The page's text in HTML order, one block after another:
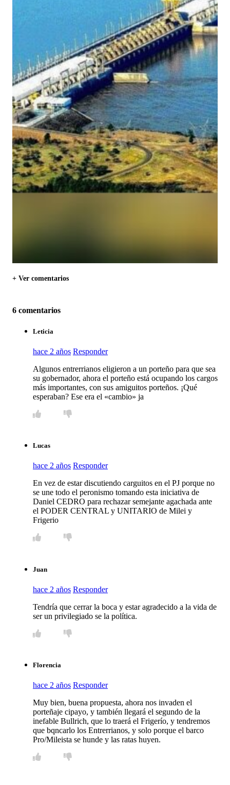
+ Ver comentarios
6 comentarios
Leticia
hace 2 años Responder
Algunos entrerrianos eligieron a un porteño para que sea
su gobernador, ahora el porteño está ocupando los cargos
más importantes, con sus amiguitos porteños. ¡Qué
esperaban? Ese era el «cambio» ja
Lucas
hace 2 años Responder
En vez de estar discutiendo carguitos en el PJ porque no
se une todo el peronismo tomando esta iniciativa de
Daniel CEDRO para rechazar semejante agachada ante
el PODER CENTRAL y UNITARIO de Milei y
Frigerio
Juan
hace 2 años Responder
Tendría que cerrar la boca y estar agradecido a la vida de
ser un privilegiado se la política.
Florencia
hace 2 años Responder
Muy bien, buena propuesta, ahora nos invaden el
porteñaje cipayo, y también llegará el segundo de la
inefable Bullrich, que lo traerá el Frigerío, y tendremos
que bqncarlo los Entrerrianos, y solo porque el barco
Pro/Mileista se hunde y las ratas huyen.